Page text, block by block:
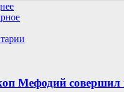
Мефодий совершил